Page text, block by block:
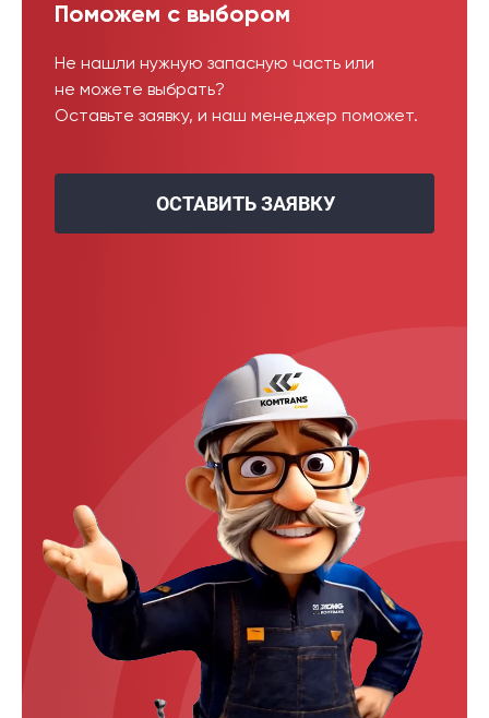
Поможем с выбором
Не нашли нужную запасную часть или
не можете выбрать?
Оставьте заявку, и наш менеджер поможет.
ОСТАВИТЬ ЗАЯВКУ